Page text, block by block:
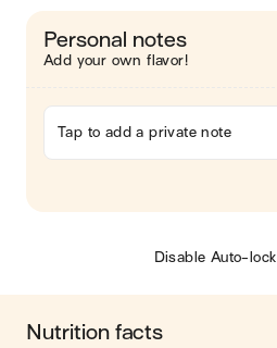
Personal notes
Add your own flavor!
Tap to add a private note
Disable Auto-lock
Nutrition facts